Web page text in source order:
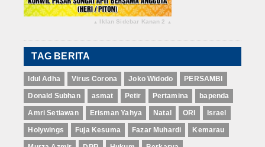
▴ Iklan Sidebar Kanan 2 ▴
TAG BERITA
Idul Adha Virus Corona Joko Widodo PERSAMBI
Donald Subhan asmat Petir Pertamina bapenda
Amri Setiawan Erisman Yahya Natal ORI Israel
Holywings Fuja Kesuma Fazar Muhardi Kemarau